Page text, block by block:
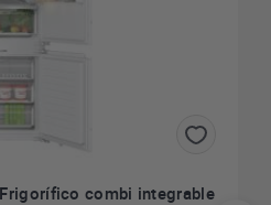
combi integrable